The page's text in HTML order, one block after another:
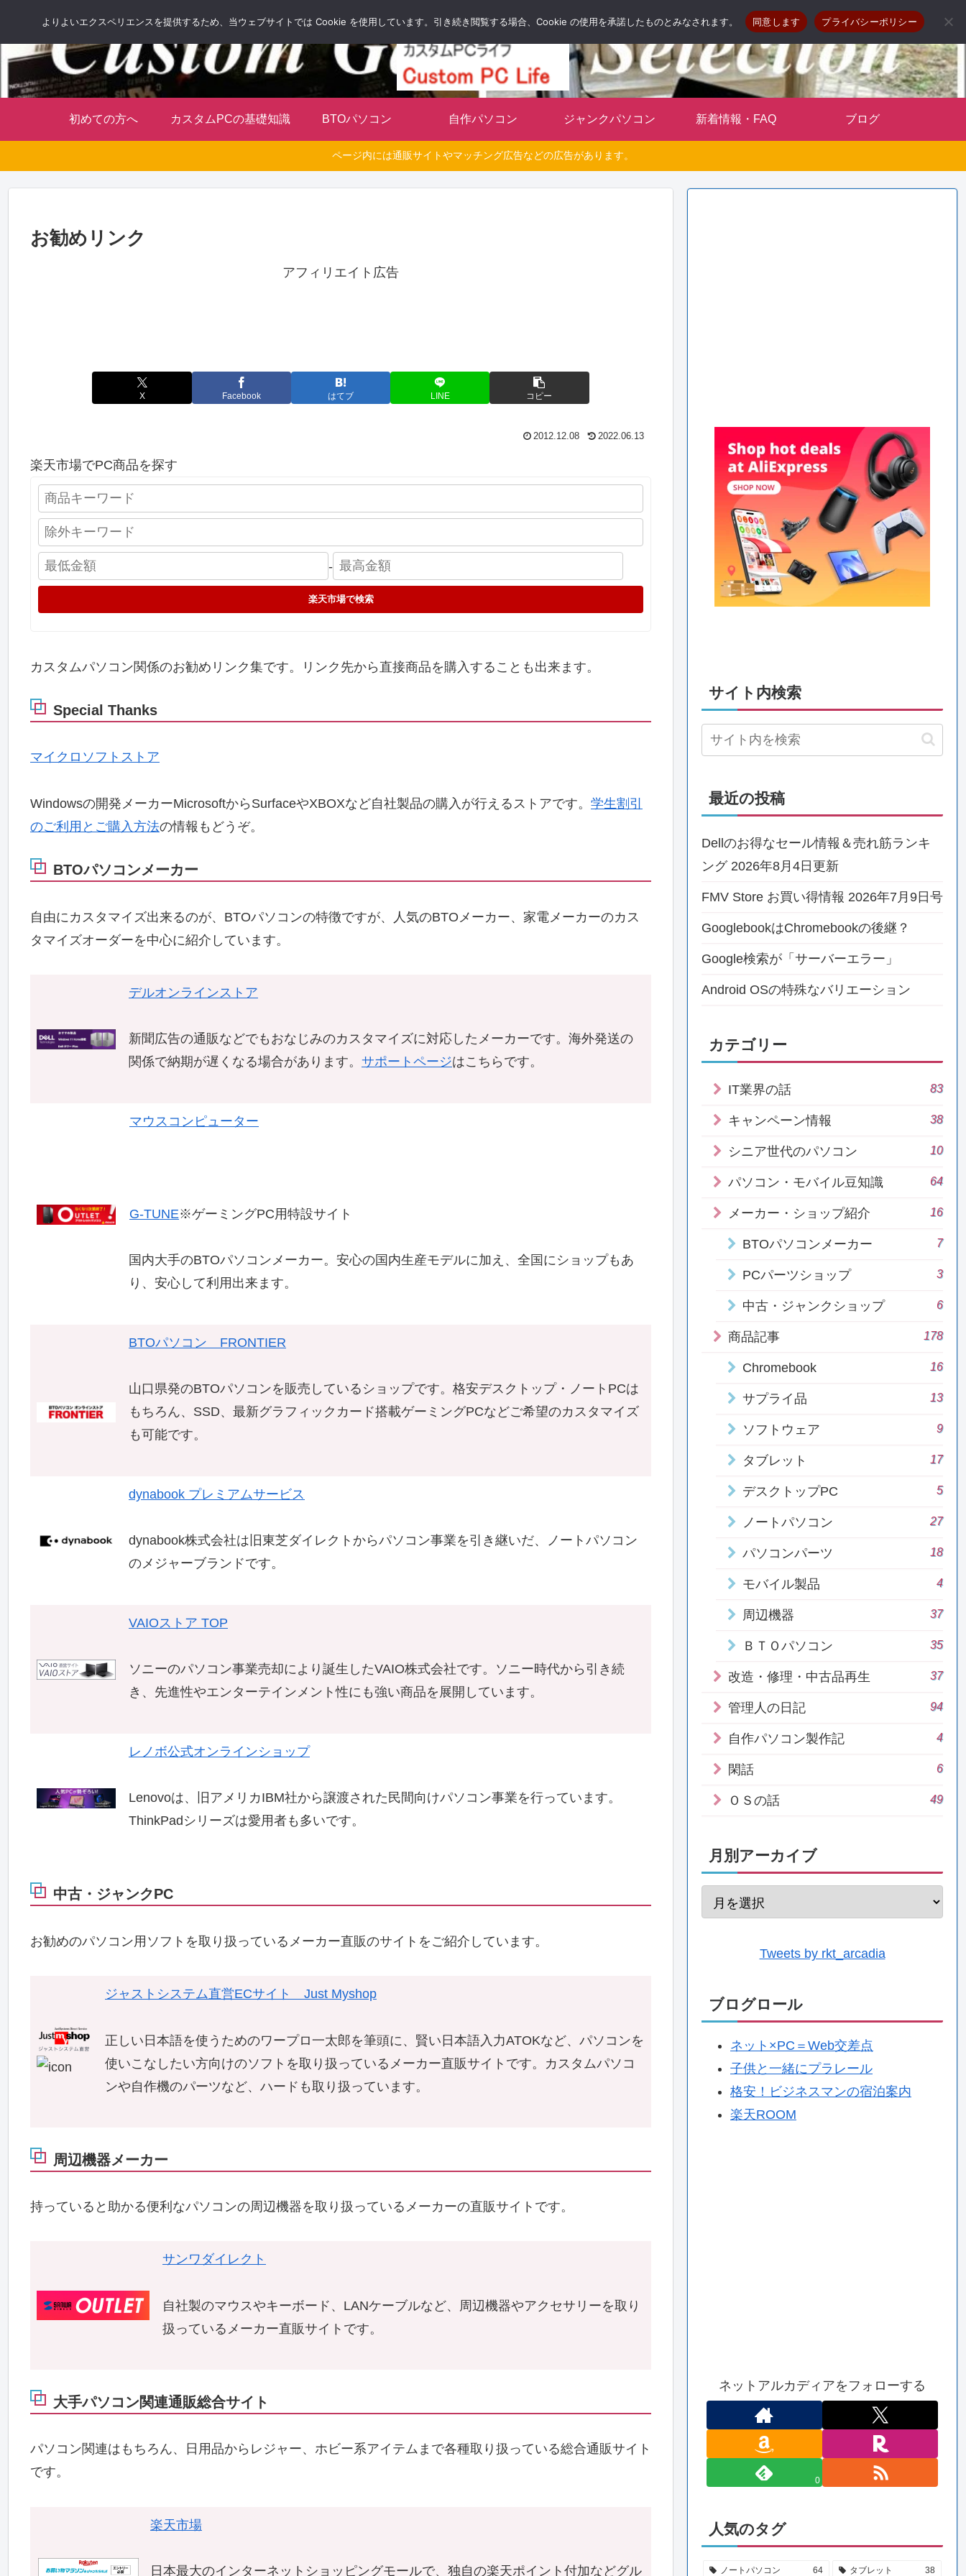
自分だけのオリジナルパソコンを持とう
初めての方へ カスタムPCの基礎知識 BTOパソコン 自作パソコン ジャンクパソコン 新着情報・FAQ ブログ
ページ内には通販サイトやマッチング広告などの広告があります。
お勧めリンク
アフィリエイト広告
X Facebook はてブ LINE コピー
2012.12.08 2022.06.13
楽天市場でPC商品を探す
-
楽天市場で検索
カスタムパソコン関係のお勧めリンク集です。リンク先から直接商品を購入することも出来ます。
Special Thanks
マイクロソフトストア
Windowsの開発メーカーMicrosoftからSurfaceやXBOXなど自社製品の購入が行えるストアです。 学生割引
のご利用とご購入方法の情報もどうぞ。
BTOパソコンメーカー
自由にカスタマイズ出来るのが、BTOパソコンの特徴ですが、人気のBTOメーカー、家電メーカーのカス
タマイズオーダーを中心に紹介しています。
デルオンラインストア
新聞広告の通販などでもおなじみのカスタマイズに対応したメーカーです。海外発送の
関係で納期が遅くなる場合があります。 サポートページはこちらです。
マウスコンピューター
G-TUNE※ゲーミングPC用特設サイト
国内大手のBTOパソコンメーカー。安心の国内生産モデルに加え、全国にショップもあ
り、安心して利用出来ます。
BTOパソコン FRONTIER
山口県発のBTOパソコンを販売しているショップです。格安デスクトップ・ノートPCは
もちろん、SSD、最新グラフィックカード搭載ゲーミングPCなどご希望のカスタマイズ
も可能です。
dynabook プレミアムサービス
dynabook株式会社は旧東芝ダイレクトからパソコン事業を引き継いだ、ノートパソコン
のメジャーブランドです。
VAIOストア TOP
ソニーのパソコン事業売却により誕生したVAIO株式会社です。ソニー時代から引き続
き、先進性やエンターテインメント性にも強い商品を展開しています。
レノボ公式オンラインショップ
Lenovoは、旧アメリカIBM社から譲渡された民間向けパソコン事業を行っています。
ThinkPadシリーズは愛用者も多いです。
中古・ジャンクPC
お勧めのパソコン用ソフトを取り扱っているメーカー直販のサイトをご紹介しています。
ジャストシステム直営ECサイト Just Myshop
正しい日本語を使うためのワープロ一太郎を筆頭に、賢い日本語入力ATOKなど、パソコンを
使いこなしたい方向けのソフトを取り扱っているメーカー直販サイトです。カスタムパソコ
ンや自作機のパーツなど、ハードも取り扱っています。
周辺機器メーカー
持っていると助かる便利なパソコンの周辺機器を取り扱っているメーカーの直販サイトです。
サンワダイレクト
自社製のマウスやキーボード、LANケーブルなど、周辺機器やアクセサリーを取り
扱っているメーカー直販サイトです。
大手パソコン関連通販総合サイト
パソコン関連はもちろん、日用品からレジャー、ホビー系アイテムまで各種取り扱っている総合通販サイト
です。
楽天市場
日本最大のインターネットショッピングモールで、独自の楽天ポイント付加などグル
サイト内検索
最近の投稿
Dellのお得なセール情報＆売れ筋ランキ
ング 2026年8月4日更新
FMV Store お買い得情報 2026年7月9日号
GooglebookはChromebookの後継？
Google検索が「サーバーエラー」
Android OSの特殊なバリエーション
カテゴリー
IT業界の話 83
キャンペーン情報 38
シニア世代のパソコン 10
パソコン・モバイル豆知識 64
メーカー・ショップ紹介 16
BTOパソコンメーカー 7
PCパーツショップ 3
中古・ジャンクショップ 6
商品記事 178
Chromebook 16
サプライ品 13
ソフトウェア 9
タブレット 17
デスクトップPC 5
ノートパソコン 27
パソコンパーツ 18
モバイル製品 4
周辺機器 37
ＢＴＯパソコン 35
改造・修理・中古品再生 37
管理人の日記 94
自作パソコン製作記 4
閑話 6
ＯＳの話 49
月別アーカイブ
Tweets by rkt_arcadia
ブログロール
ネット×PC＝Web交差点
子供と一緒にプラレール
格安！ビジネスマンの宿泊案内
楽天ROOM
ネットアルカディアをフォローする
0
人気のタグ
ノートパソコン 64 タブレット 38
よりよいエクスペリエンスを提供するため、当ウェブサイトでは Cookie を使用しています。引き続き閲覧する場合、Cookie の使用を承諾したものとみなされます。 同意します プライバシーポリシー